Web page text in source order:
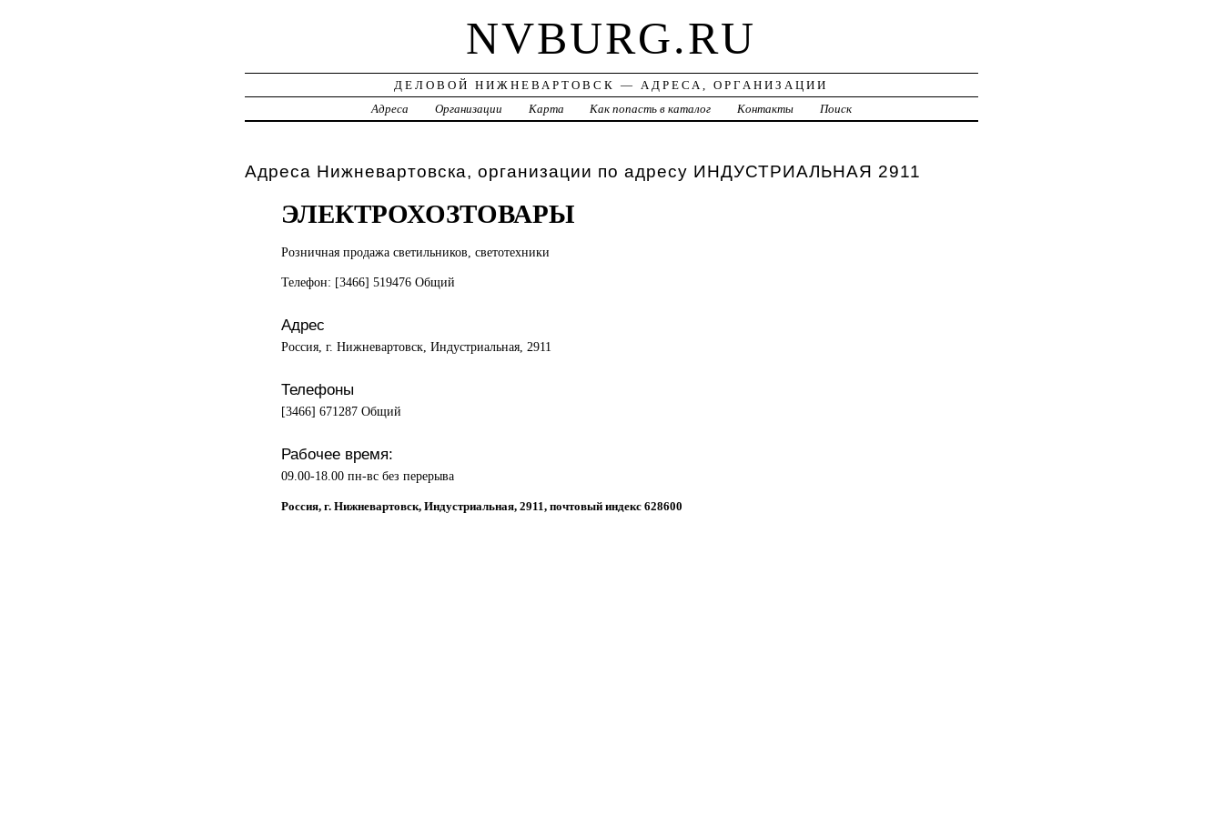
NVBURG.RU
ДЕЛОВОЙ НИЖНЕВАРТОВСК — АДРЕСА, ОРГАНИЗАЦИИ
Адреса
Организации Карта Как попасть в каталог Контакты Поиск
Адреса Нижневартовска, организации по адресу ИНДУСТРИАЛЬНАЯ 2911
ЭЛЕКТРОХОЗТОВАРЫ
Розничная продажа светильников, светотехники
Телефон: [3466] 519476 Общий
Адрес
Россия, г. Нижневартовск, Индустриальная, 2911
Телефоны
[3466] 671287 Общий
Рабочее время:
09.00-18.00 пн-вс без перерыва
Россия, г. Нижневартовск, Индустриальная, 2911, почтовый индекс 628600